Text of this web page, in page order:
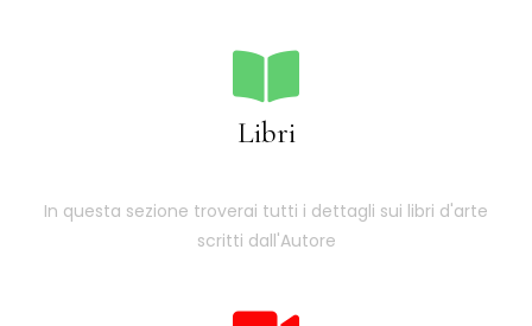
Libri
In questa sezione troverai tutti i dettagli sui libri d'arte
scritti dall'Autore